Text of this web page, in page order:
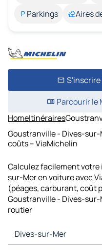
Parkings
Aires
Parcourir le
HomeItinéraires
Goustranville - Dives-
coûts – ViaMichelin
Calculez facilement
sur-Mer en voiture avec
(péages, carburant, coût
Goustranville - Dives-
routier
Dives-sur-Mer